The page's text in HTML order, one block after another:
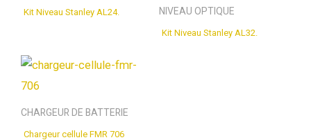
Kit Niveau Stanley AL24. NIVEAU OPTIQUE
Kit Niveau Stanley AL32.
CHARGEUR DE BATTERIE
Chargeur cellule FMR 706